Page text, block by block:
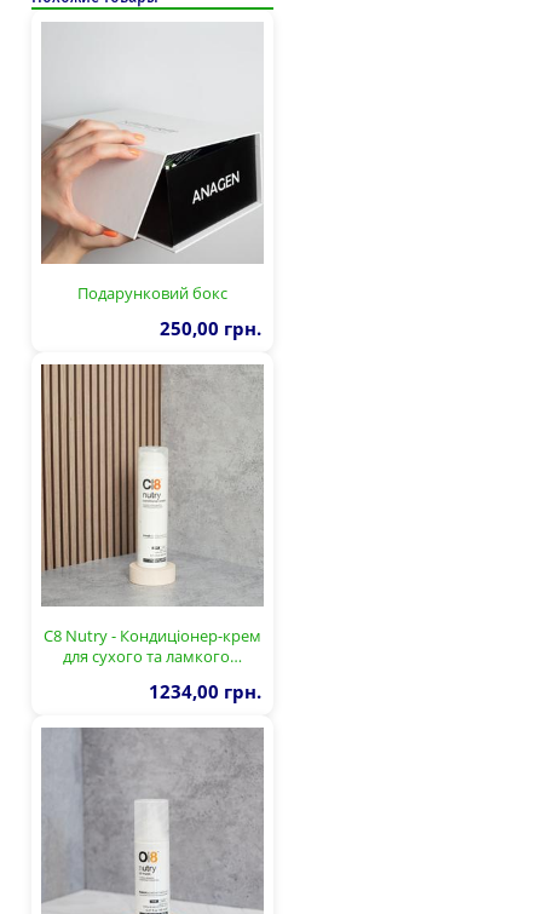
Подарунковий бокс
250,00 грн.
C8 Nutry - Кондиціонер-крем
для сухого та ламкого…
1234,00 грн.